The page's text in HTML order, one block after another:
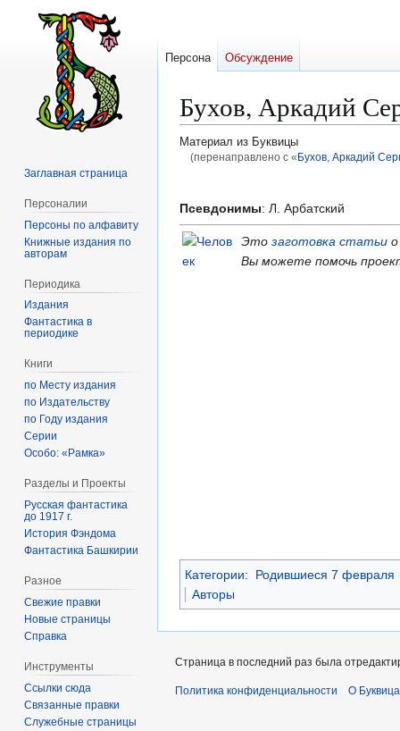
Бухов, Аркадий
Материал из Буквицы
(перенаправлено с « Бухов, Аркадий
к
навигации
к
поиску
Псевдонимы: Л. Арбатский
Это заготовка статьи
Вы можете помочь
Категории:
Родившиеся 7 февраля
Авторы
Персона Обсуждение
Заглавная страница
Персоналии
Персоны по алфавиту
Книжные издания по
авторам
Периодика
Издания
Фантастика в
периодике
Книги
по Месту издания
по Издательству
по Году издания
Серии
Особо: «Рамка»
Разделы и Проекты
Русская фантастика
до 1917 г.
История Фэндома
Фантастика Башкирии
Разное
Свежие правки
Новые страницы
Справка
Инструменты
Ссылки сюда
Связанные правки
Служебные страницы
Страница в последний раз была
Политика конфиденциальности О Буквица